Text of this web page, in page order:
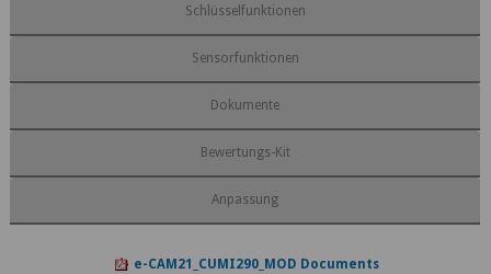
Schlüsselfunktionen
Sensorfunktionen
Dokumente
Bewertungs-Kit
Anpassung
e-CAM21_CUMI290_MOD Documents